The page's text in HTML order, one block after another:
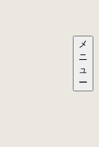
メ
ニ
ュ
ー